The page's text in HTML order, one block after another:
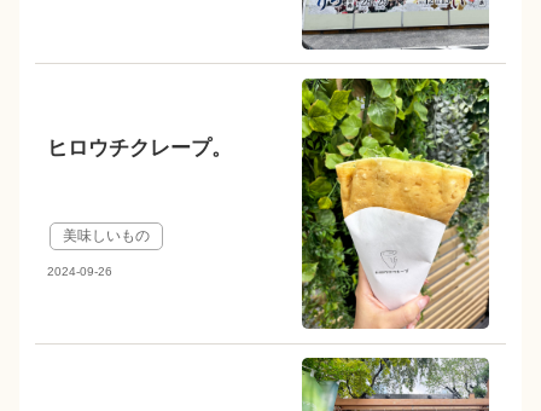
ヒロウチクレープ。
美味しいもの
2024-09-26